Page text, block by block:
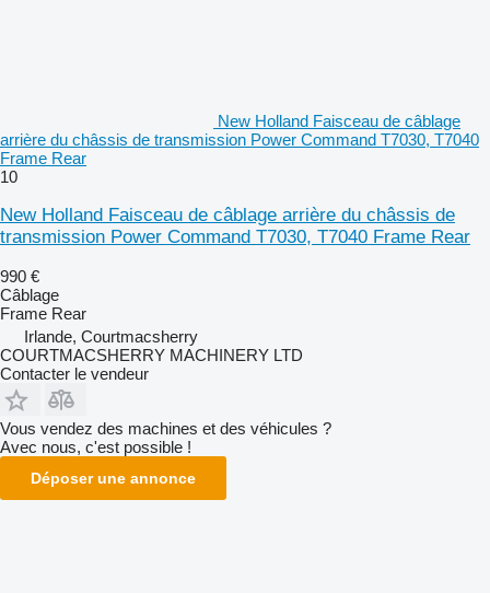
New Holland Faisceau de câblage
arrière du châssis de transmission Power Command T7030, T7040
Frame Rear
10
New Holland Faisceau de câblage arrière du châssis de
transmission Power Command T7030, T7040 Frame Rear
990 €
Câblage
Frame Rear
Irlande, Courtmacsherry
COURTMACSHERRY MACHINERY LTD
Contacter le vendeur
Vous vendez des machines et des véhicules ?
Avec nous, c'est possible !
Déposer une annonce